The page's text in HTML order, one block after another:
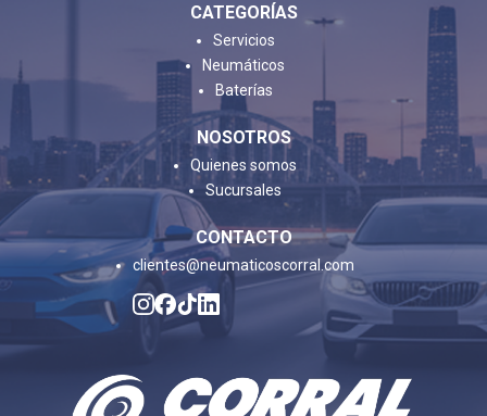
CATEGORÍAS
Servicios
Neumáticos
Baterías
NOSOTROS
Quienes somos
Sucursales
CONTACTO
clientes@neumaticoscorral.com